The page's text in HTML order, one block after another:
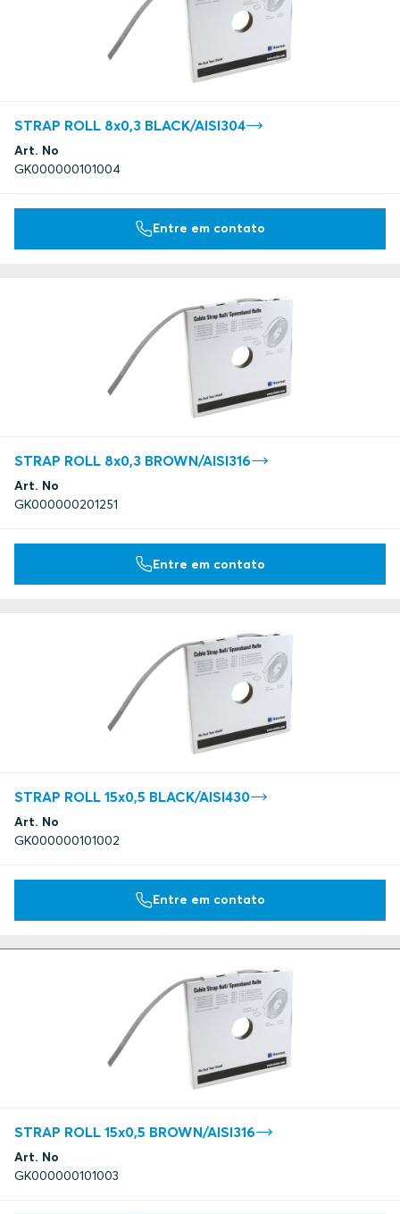
STRAP ROLL 8x0,3 BLACK/AISI304
Art. No
GK000000101004
Entre em contato
STRAP ROLL 8x0,3 BROWN/AISI316
Art. No
GK000000201251
Entre em contato
STRAP ROLL 15x0,5 BLACK/AISI430
Art. No
GK000000101002
Entre em contato
STRAP ROLL 15x0,5 BROWN/AISI316
Art. No
GK000000101003